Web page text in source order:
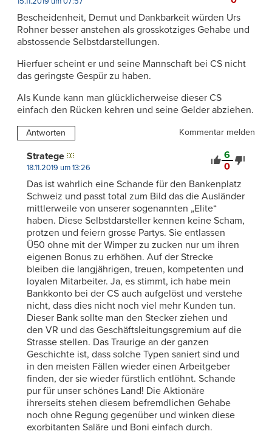
Bescheidenheit, Demut und Dankbarkeit würden Urs
Rohner besser anstehen als grosskotziges Gehabe und
abstossende Selbstdarstellungen.
Hierfuer scheint er und seine Mannschaft bei CS nicht
das geringste Gespür zu haben.
Als Kunde kann man glücklicherweise dieser CS
einfach den Rücken kehren und seine Gelder abziehen.
Antworten Kommentar melden
6
0
Stratege
18.11.2019 um 13:26
Das ist wahrlich eine Schande für den Bankenplatz
Schweiz und passt total zum Bild das die Ausländer
mittlerweile von unserer sogenannten „Elite“
haben. Diese Selbstdarsteller kennen keine Scham,
protzen und feiern grosse Partys. Sie entlassen
Ü50 ohne mit der Wimper zu zucken nur um ihren
eigenen Bonus zu erhöhen. Auf der Strecke
bleiben die langjährigen, treuen, kompetenten und
loyalen Mitarbeiter. Ja, es stimmt, ich habe mein
Bankkonto bei der CS auch aufgelöst und verstehe
nicht, dass dies nicht noch viel mehr Kunden tun.
Dieser Bank sollte man den Stecker ziehen und
den VR und das Geschäftsleitungsgremium auf die
Strasse stellen. Das Traurige an der ganzen
Geschichte ist, dass solche Typen saniert sind und
in den meisten Fällen wieder einen Arbeitgeber
finden, der sie wieder fürstlich entlöhnt. Schande
pur für unser schönes Land! Die Aktionäre
ihrerseits stehen diesem befremdlichen Gehabe
noch ohne Regung gegenüber und winken diese
exorbitanten Saläre und Boni einfach durch.